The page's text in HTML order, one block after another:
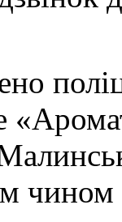
чином